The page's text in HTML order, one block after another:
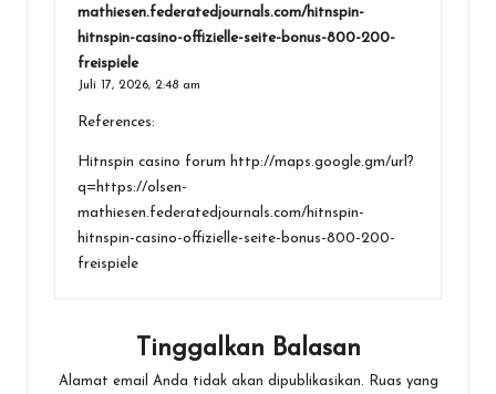
mathiesen.federatedjournals.com/hitnspin-
hitnspin-casino-offizielle-seite-bonus-800-200-
freispiele
Juli 17, 2026, 2:48 am
References:
Hitnspin casino forum http://maps.google.gm/url?
q=https://olsen-
mathiesen.federatedjournals.com/hitnspin-
hitnspin-casino-offizielle-seite-bonus-800-200-
freispiele
Tinggalkan Balasan
Alamat email Anda tidak akan dipublikasikan.
Ruas yang